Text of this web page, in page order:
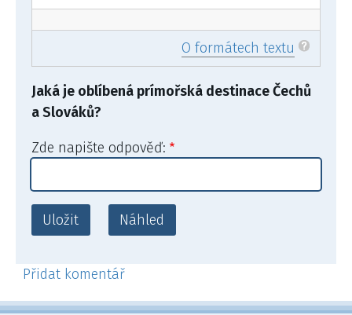
O formátech textu
Jaká je oblíbená prímořská destinace Čechů
a Slováků?
Zde napište odpověď:
Přidat komentář